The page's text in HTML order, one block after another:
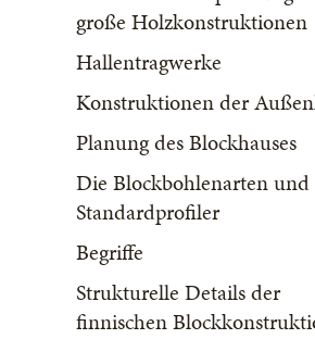
große Holzkonstruktionen
Hallentragwerke
Konstruktionen der
Planung des Blockhauses
Die Blockbohlenarten und
Standardprofiler
Begriffe
Strukturelle Details der
finnischen